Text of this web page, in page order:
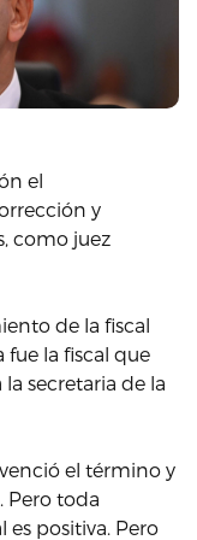
el
y
como juez
de la fiscal
fue la fiscal que
secretaria de la
el término y
Pero toda
positiva. Pero